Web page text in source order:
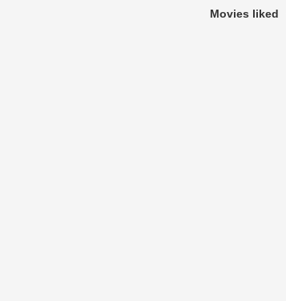
Movies liked